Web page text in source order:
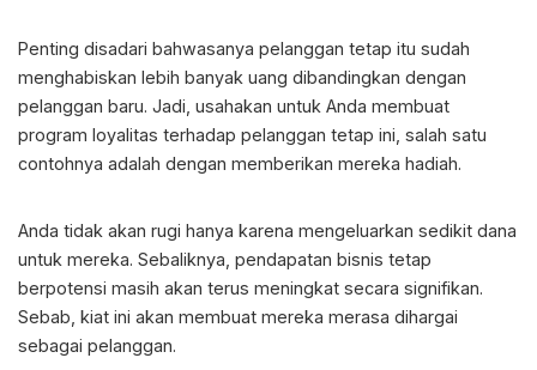
Penting disadari bahwasanya pelanggan tetap itu sudah
menghabiskan lebih banyak uang dibandingkan dengan
pelanggan baru. Jadi, usahakan untuk Anda membuat
program loyalitas terhadap pelanggan tetap ini, salah satu
contohnya adalah dengan memberikan mereka hadiah.
Anda tidak akan rugi hanya karena mengeluarkan sedikit dana
untuk mereka. Sebaliknya, pendapatan bisnis tetap
berpotensi masih akan terus meningkat secara signifikan.
Sebab, kiat ini akan membuat mereka merasa dihargai
sebagai pelanggan.